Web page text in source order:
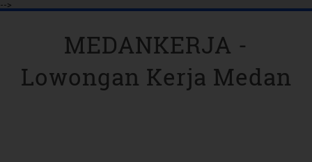
-->
MEDANKERJA -
Lowongan Kerja Medan